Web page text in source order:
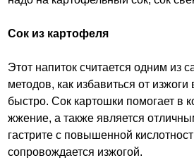
Сок из картофеля
Этот напиток считается одним из
методов, как избавиться от
быстро. Сок картошки помогает в
жжение, а также является
гастрите с повышенной
сопровождается изжогой.